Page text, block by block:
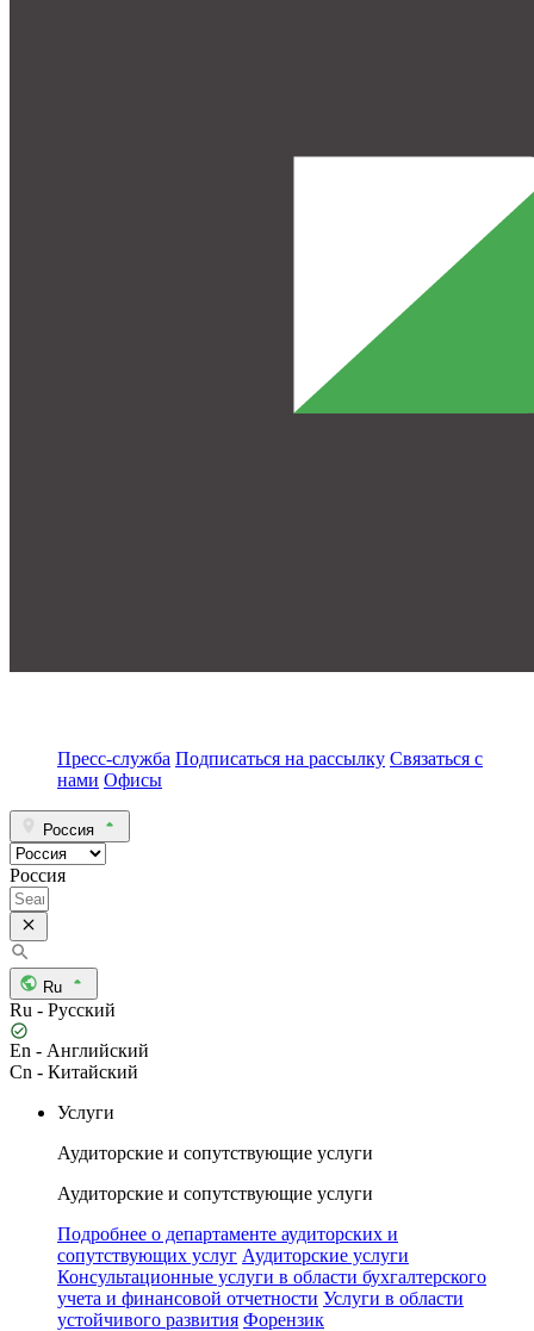
Пресс-служба Подписаться на рассылку Связаться с
нами Офисы
Россия
Россия
Ru
Ru - Русский
En - Английский
Cn - Китайский
Услуги
Аудиторские и сопутствующие услуги
Аудиторские и сопутствующие услуги
Подробнее о департаменте аудиторских и
сопутствующих услуг Аудиторские услуги
Консультационные услуги в области бухгалтерского
учета и финансовой отчетности Услуги в области
устойчивого развития Форензик